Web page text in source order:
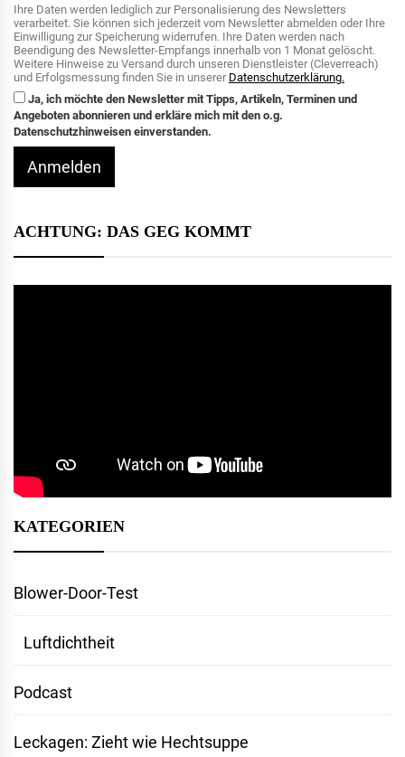
Ihre Daten werden lediglich zur Personalisierung des Newsletters
verarbeitet. Sie können sich jederzeit vom Newsletter abmelden oder Ihre
Einwilligung zur Speicherung widerrufen. Ihre Daten werden nach
Beendigung des Newsletter-Empfangs innerhalb von 1 Monat gelöscht.
Weitere Hinweise zu Versand durch unseren Dienstleister (Cleverreach)
und Erfolgsmessung finden Sie in unserer Datenschutzerklärung.
Ja, ich möchte den Newsletter mit Tipps, Artikeln, Terminen und
Angeboten abonnieren und erkläre mich mit den o.g.
Datenschutzhinweisen einverstanden.
Anmelden
ACHTUNG: DAS GEG KOMMT
KATEGORIEN
Blower-Door-Test
Luftdichtheit
Podcast
Leckagen: Zieht wie Hechtsuppe